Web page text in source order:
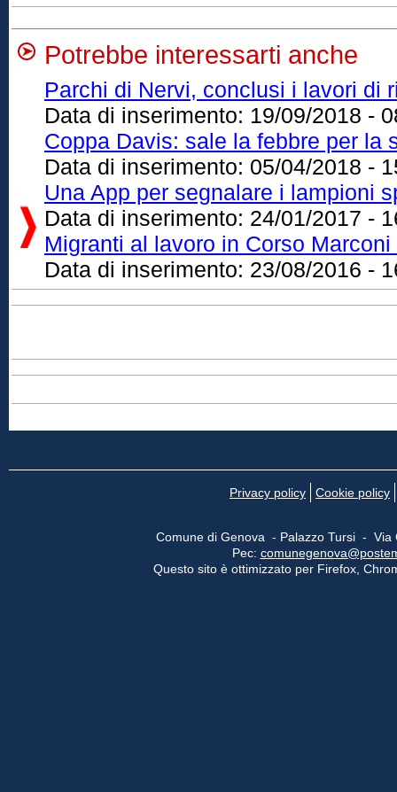
Potrebbe interessarti anche
Parchi di Nervi, conclusi i lavori di
Data di inserimento: 19/09/2018 -
Coppa Davis: sale la febbre per la
Data di inserimento: 05/04/2018 -
Una App per segnalare i lampioni
Data di inserimento: 24/01/2017 -
Migranti al lavoro in Corso
Data di inserimento: 23/08/2016 -
Privacy policy Cookie policy
Comune di Genova - Palazzo Tursi -
Pec:
Questo sito è ottimizzato per Firefox,